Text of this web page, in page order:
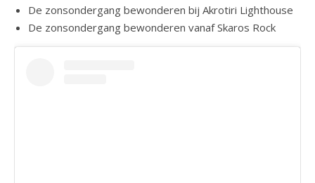
De zonsondergang bewonderen bij Akrotiri Lighthouse
De zonsondergang bewonderen vanaf Skaros Rock